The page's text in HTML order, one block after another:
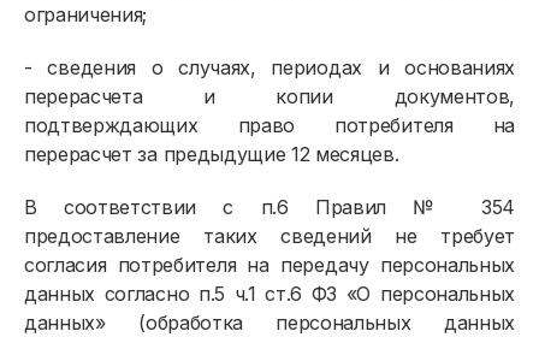
ограничения;
- сведения о случаях, периодах и основаниях
перерасчета и копии документов,
подтверждающих право потребителя на
перерасчет за предыдущие 12 месяцев.
В соответствии с п.6 Правил № 354
предоставление таких сведений не требует
согласия потребителя на передачу персональных
данных согласно п.5 ч.1 ст.6 ФЗ «О персональных
данных» (обработка персональных данных